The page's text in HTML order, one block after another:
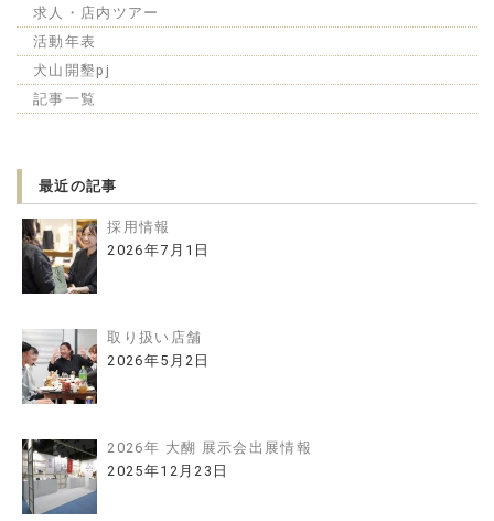
求人・店内ツアー
活動年表
犬山開墾pj
記事一覧
最近の記事
採用情報
2026年7月1日
取り扱い店舗
2026年5月2日
2026年 大醐 展示会出展情報
2025年12月23日